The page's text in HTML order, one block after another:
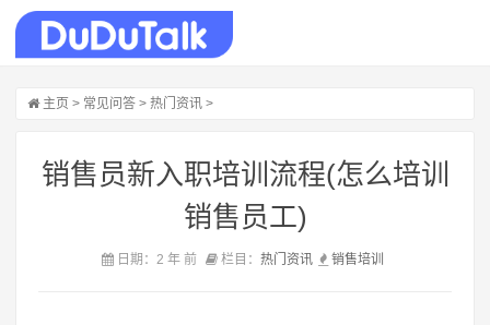
主页 > 常见问答 > 热门资讯 >
销售员新入职培训流程(怎么培训
销售员工)
日期：2 年 前 栏目： 热门资讯 销售培训